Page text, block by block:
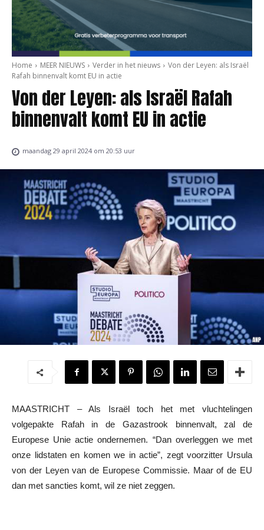
Home MEER NIEUWS Verder in het nieuws
Von der Leyen: als Israël
Rafah binnenvalt komt EU in actie
Von der Leyen: als Israël Rafah
binnenvalt komt EU in actie
maandag 29 april 2024 om 20:53 uur
MAASTRICHT – Als Israël toch het met vluchtelingen
volgepakte Rafah in de Gazastrook binnenvalt, zal de
Europese Unie actie ondernemen. “Dan overleggen we met
onze lidstaten en komen we in actie”, zegt voorzitter Ursula
von der Leyen van de Europese Commissie. Maar of de EU
dan met sancties komt, wil ze niet zeggen.